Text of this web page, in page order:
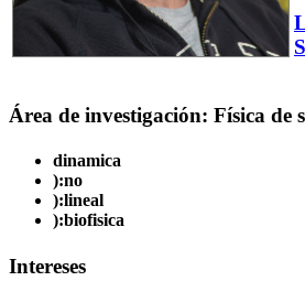
Área de investigación: Física de
dinamica
):no
):lineal
):biofisica
Intereses